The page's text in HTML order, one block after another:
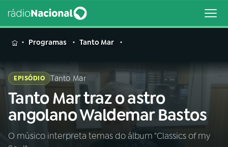
MENU
Buscar
na
Rádio
Nacional
Buscar
Programas Tanto Mar
EPISÓDIO Tanto Mar
Tanto Mar traz o astro
angolano Waldemar Bastos
O músico interpreta temas do álbum "Classics of my